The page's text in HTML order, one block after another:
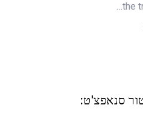
the
סנאפצ'ט: